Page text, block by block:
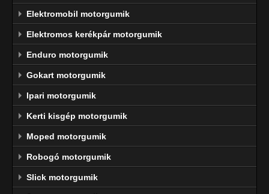
Elektromobil motorgumik
Elektromos kerékpár motorgumik
Enduro motorgumik
Gokart motorgumik
Ipari motorgumik
Kerti kisgép motorgumik
Moped motorgumik
Robogó motorgumik
Slick motorgumik